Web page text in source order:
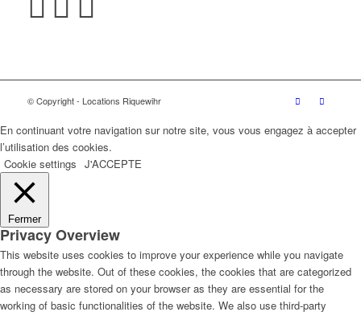
© Copyright - Locations Riquewihr
En continuant votre navigation sur notre site, vous vous engagez à accepter
l’utilisation des cookies.
Cookie settings J'ACCEPTE
Fermer
Privacy Overview
This website uses cookies to improve your experience while you navigate
through the website. Out of these cookies, the cookies that are categorized
as necessary are stored on your browser as they are essential for the
working of basic functionalities of the website. We also use third-party